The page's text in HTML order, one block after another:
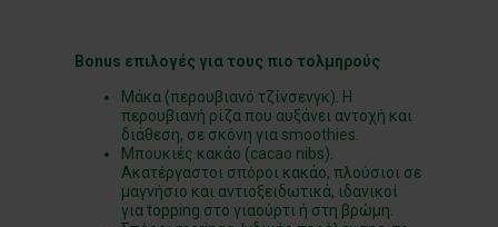
Bonus επιλογές για τους πιο τολμηρούς
Μάκα (περουβιανό τζίνσενγκ). Η
περουβιανή ρίζα που αυξάνει αντοχή και
διάθεση, σε σκόνη για smoothies.
Μπουκιές κακάο (cacao nibs).
Ακατέργαστοι σπόροι κακάο, πλούσιοι σε
μαγνήσιο και αντιοξειδωτικά, ιδανικοί
για topping στο γιαούρτι ή στη βρώμη.